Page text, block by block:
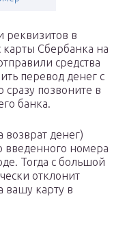
реквизитов в
Сбербанка на
средства
перевод денег с
сразу позвоните в
банка.
возврат денег)
введенного номера
Тогда с большой
отклонит
вашу карту в